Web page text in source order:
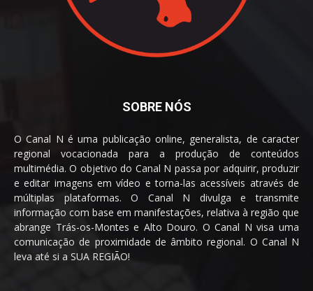
SOBRE NÓS
O Canal N é uma publicação online, generalista, de caracter
regional vocacionada para a produção de conteúdos
multimédia. O objetivo do Canal N passa por adquirir, produzir
e editar imagens em vídeo e torna-las acessíveis através de
múltiplas plataformas. O Canal N divulga e transmite
informação com base em manifestações, relativa à região que
abrange Trás-os-Montes e Alto Douro. O Canal N visa uma
comunicação de proximidade de âmbito regional. O Canal N
leva até si a SUA REGIÃO!